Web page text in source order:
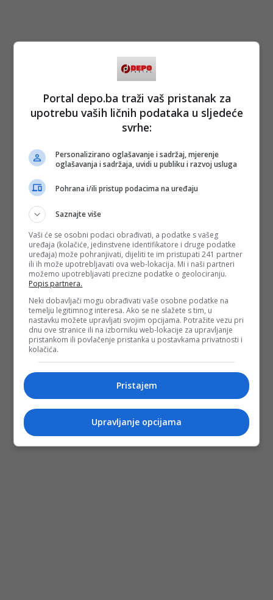
Portal depo.ba traži vaš pristanak za
upotrebu vaših ličnih podataka u sljedeće
svrhe:
Personalizirano oglašavanje i sadržaj, mjerenje
oglašavanja i sadržaja, uvidi u publiku i razvoj usluga
Pohrana i/ili pristup podacima na uređaju
Saznajte više
Vaši će se osobni podaci obrađivati, a podatke s vašeg
uređaja (kolačiće, jedinstvene identifikatore i druge podatke
uređaja) može pohranjivati, dijeliti te im pristupati 241 partner
ili ih može upotrebljavati ova web-lokacija. Mi i naši partneri
možemo upotrebljavati precizne podatke o geolociranju.
Popis partnera.
Neki dobavljači mogu obrađivati vaše osobne podatke na
temelju legitimnog interesa. Ako se ne slažete s tim, u
nastavku možete upravljati svojim opcijama. Potražite vezu pri
dnu ove stranice ili na izborniku web-lokacije za upravljanje
pristankom ili povlačenje pristanka u postavkama privatnosti i
kolačića.
Pristajem
Upravljanje opcijama